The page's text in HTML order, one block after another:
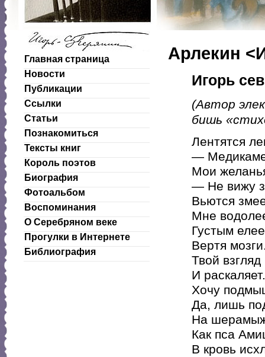
Главная страница
Новости
Публикации
Ссылки
Статьи
Познакомиться
Тексты книг
Король поэтов
Биография
Фотоальбом
Воспоминания
О Серебряном веке
Прогулки в Интернете
Библиография
Арлекин
Игорь
(Автор
бишь
Лентятся
—
Мои
— Не вижу
Вьются
Мне
Густым
Вертя
Твой взгляд
И раскаляет.
Хочу
Да, лишь
На
Как пса
В кровь